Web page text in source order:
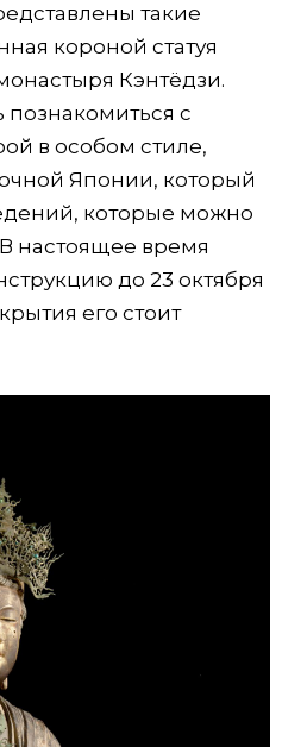
такие
короной статуя
Кэнтёдзи.
с
в особом стиле,
Японии, который
которые можно
настоящее время
до 23 октября
его стоит